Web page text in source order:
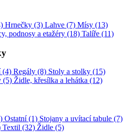
Hrnečky (3) Lahve (7) Mísy (13)
podnosy a etažéry (18) Talíře (11)
(4) Regály (8) Stoly a stolky (15)
(5) Židle, křesílka a lehátka (12)
Ostatní (1) Stojany a uvítací tabule (7)
Textil (32) Židle (5)